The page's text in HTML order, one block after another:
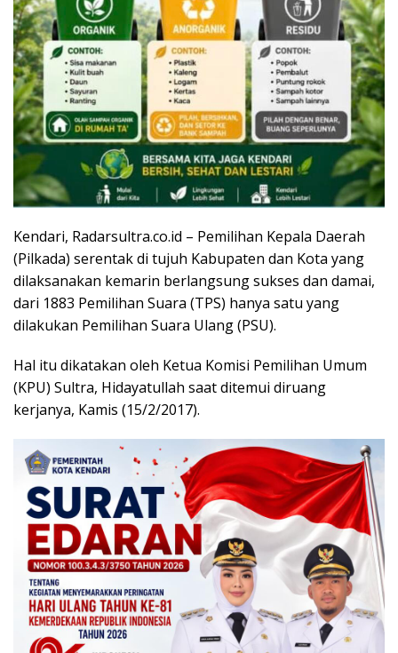
Kendari, Radarsultra.co.id – Pemilihan Kepala Daerah
(Pilkada) serentak di tujuh Kabupaten dan Kota yang
dilaksanakan kemarin berlangsung sukses dan damai,
dari 1883 Pemilihan Suara (TPS) hanya satu yang
dilakukan Pemilihan Suara Ulang (PSU).
Hal itu dikatakan oleh Ketua Komisi Pemilihan Umum
(KPU) Sultra, Hidayatullah saat ditemui diruang
kerjanya, Kamis (15/2/2017).